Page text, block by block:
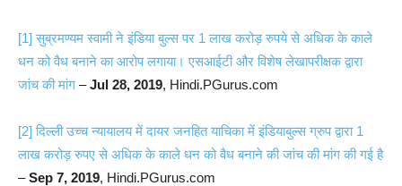
[1] सुब्रमण्यम स्वामी ने इंडिया बुल्स पर 1 लाख करोड़ रुपये से अधिक के काले
धन को वैध बनाने का आरोप लगाया। एसआईटी और विशेष लेखापरीक्षक द्वारा
जांच की मांग –Jul 28, 2019, Hindi.PGurus.com
[2] दिल्ली उच्च न्यायालय में दायर जनहित याचिका में इंडियाबुल्स ग्रुप द्वारा 1
लाख करोड़ रुपए से अधिक के काले धन को वैध बनाने की जांच की मांग की गई है
–Sep 7, 2019, Hindi.PGurus.com